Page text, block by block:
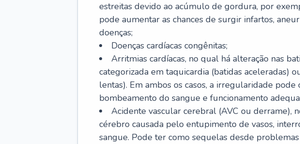
estreitas devido ao acúmulo de gordura, por
pode aumentar as chances de surgir infartos,
doenças;
Doenças cardíacas congênitas;
Arritmias cardíacas, no qual há alteração nas
categorizada em taquicardia (batidas aceleradas)
lentas). Em ambos os casos, a irregularidade
bombeamento do sangue e funcionamento
Acidente vascular cerebral (AVC ou derrame),
cérebro causada pelo entupimento de vasos,
sangue. Pode ter como sequelas desde